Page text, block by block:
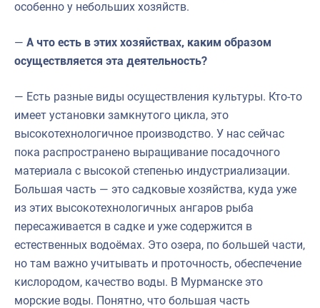
особенно у небольших хозяйств.
— А что есть в этих хозяйствах, каким образом
осуществляется эта деятельность?
— Есть разные виды осуществления культуры. Кто-то
имеет установки замкнутого цикла, это
высокотехнологичное производство. У нас сейчас
пока распространено выращивание посадочного
материала с высокой степенью индустриализации.
Большая часть — это садковые хозяйства, куда уже
из этих высокотехнологичных ангаров рыба
пересаживается в садке и уже содержится в
естественных водоёмах. Это озера, по большей части,
но там важно учитывать и проточность, обеспечение
кислородом, качество воды. В Мурманске это
морские воды. Понятно, что большая часть